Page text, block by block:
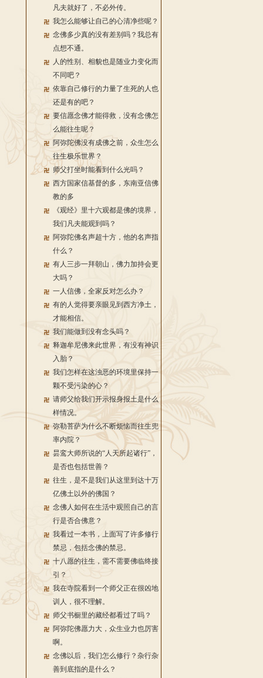
凡夫就好了，不必外传。
我怎么能够让自己的心清净些呢？
念佛多少真的没有差别吗？我总有
点想不通。
人的性别、相貌也是随业力变化而
不同吧？
依靠自己修行的力量了生死的人也
还是有的吧？
要信愿念佛才能得救，没有念佛怎
么能往生呢？
阿弥陀佛没有成佛之前，众生怎么
往生极乐世界？
师父打坐时能看到什么光吗？
西方国家信基督的多，东南亚信佛
教的多
《观经》里十六观都是佛的境界，
我们凡夫能观到吗？
阿弥陀佛名声超十方，他的名声指
什么？
有人三步一拜朝山，佛力加持会更
大吗？
一人信佛，全家反对怎么办？
有的人觉得要亲眼见到西方净土，
才能相信。
我们能做到没有念头吗？
释迦牟尼佛来此世界，有没有神识
入胎？
我们怎样在这浊恶的环境里保持一
颗不受污染的心？
请师父给我们开示报身报土是什么
样情况。
弥勒菩萨为什么不断烦恼而往生兜
率内院？
昙鸾大师所说的“人天所起诸行”，
是否也包括世善？
往生，是不是我们从这里到达十万
亿佛土以外的佛国？
念佛人如何在生活中观照自己的言
行是否合佛意？
我看过一本书，上面写了许多修行
禁忌，包括念佛的禁忌。
十八愿的往生，需不需要佛临终接
引？
我在寺院看到一个师父正在很凶地
训人，很不理解。
师父书橱里的藏经都看过了吗？
阿弥陀佛愿力大，众生业力也厉害
啊。
念佛以后，我们怎么修行？杂行杂
善到底指的是什么？